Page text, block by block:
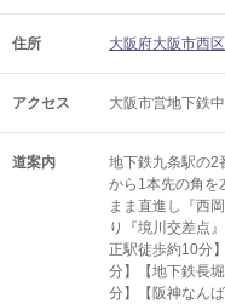
住所 大阪府大阪市西
アクセス 大阪市営地下鉄
道案内
地下鉄九条駅の2
から1本先の角を
まま直進し『西
り『境川交差点
正駅徒歩約10分
分】【地下鉄長
分】【阪神なん